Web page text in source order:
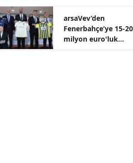
arsaVev’den
Fenerbahçe’ye 15-20
milyon euro'luk